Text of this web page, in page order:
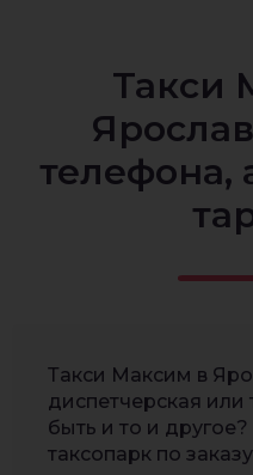
Такси
телефона,
Такси Максим в
диспетчерская или
быть и то и другое?
таксопарк по